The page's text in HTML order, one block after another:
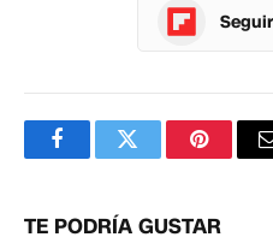
FacebookTwitter
TE PODRÍA GUSTAR